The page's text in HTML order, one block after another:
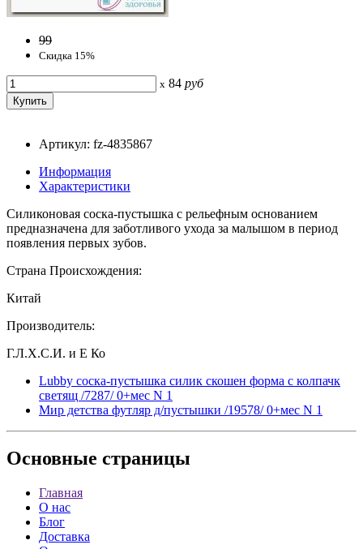
99
Скидка 15%
x 84 руб
Артикул: fz-4835867
Информация
Характеристики
Силиконовая соска-пустышка с рельефным основанием
предназначена для заботливого ухода за малышом в период
появления первых зубов.
Страна Происхождения:
Китай
Производитель:
Г.Л.Х.С.И. и Е Ко
Lubby соска-пустышка силик скошен форма с колпачк
светящ /7287/ 0+мес N 1
Мир детства футляр д/пустышки /19578/ 0+мес N 1
Основные страницы
Главная
О нас
Блог
Доставка